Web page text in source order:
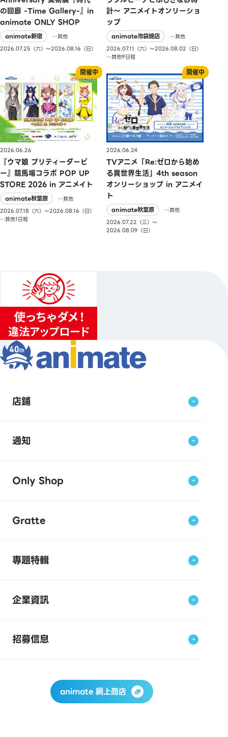
の回廊 -Time Gallery-』in
animate ONLY SHOP
animate新宿
…其他
2026.07.25（六）〜2026.08.16（日）
計〜 アニメイトオンリーショ
ップ
animate池袋總店
…其他
2026.07.11（六）〜2026.08.02（日）
…其他9日程
2026.06.26
『ウマ娘 プリティーダービ
ー』競馬場コラボ POP UP
STORE 2026 in アニメイト
animate秋葉原
…其他
2026.07.18（六）〜2026.08.16（日）
…其他1日程
2026.06.24
TVアニメ「Re:ゼロから始め
る異世界生活」4th season
オンリーショップ in アニメイ
ト
animate秋葉原
…其他
2026.07.22（三）〜
2026.08.09（日）
店鋪
通知
Only Shop
Gratte
專題特輯
企業資訊
招募信息
animate 網上商店